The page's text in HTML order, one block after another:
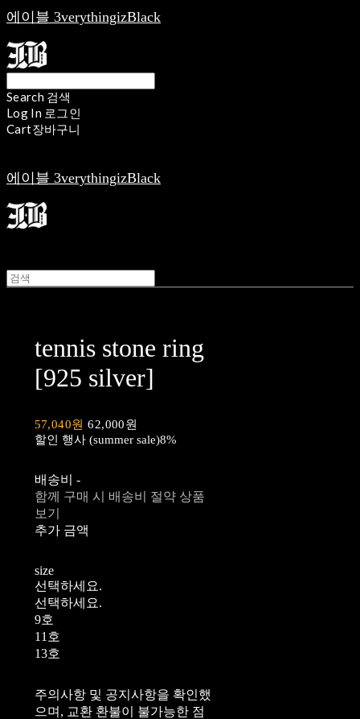
에이블 3verythingizBlack
Search 검색
Log In 로그인
Cart장바구니
에이블 3verythingizBlack
tennis stone ring
[925 silver]
57,040원62,000원
할인 행사 (summer sale)8%
배송비 -
함께 구매 시 배송비 절약 상품
보기
추가 금액
size
선택하세요.
선택하세요.
9호
11호
13호
주의사항 및 공지사항을 확인했
으며, 교환 환불이 불가능한 점